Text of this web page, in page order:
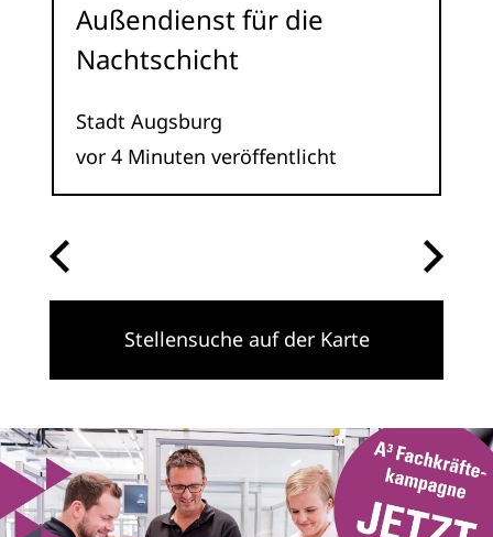
Außendienst für die
Nachtschicht
Stadt Augsburg
vor 4 Minuten veröffentlicht
Stellensuche auf der Karte